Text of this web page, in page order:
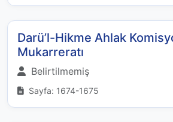
Darü’l-Hikme Ahlak
Mukarreratı
Belirtilmemiş
Sayfa: 1674-1675